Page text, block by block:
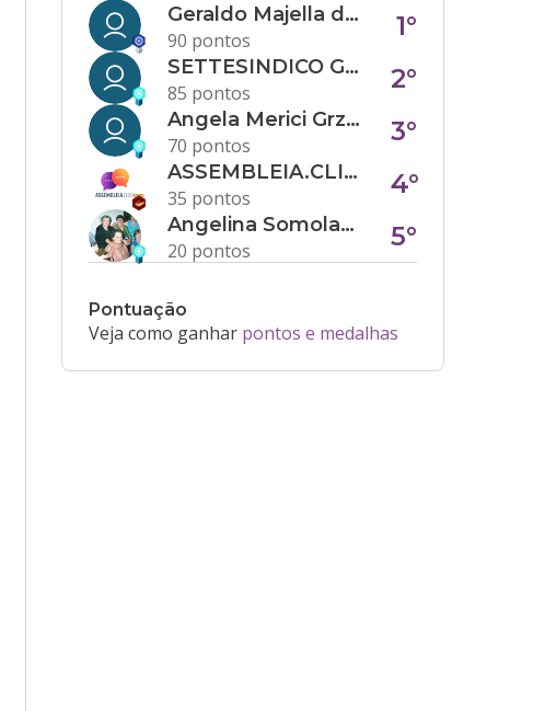
Geraldo Majella da Silva
90 pontos
1°
SETTESINDICO GOVERNANÇA CONDOMINIAL
85 pontos
2°
Angela Merici Grzybowski
70 pontos
3°
ASSEMBLEIA.CLICK
35 pontos
4°
Angelina Somolanji R. Oliveira
20 pontos
5°
Pontuação
Veja como ganhar pontos e medalhas